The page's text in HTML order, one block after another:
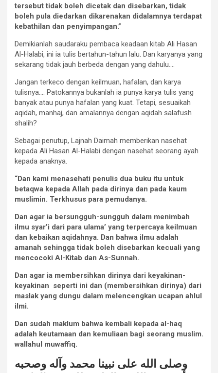
tersebut tidak boleh dicetak dan disebarkan, tidak
boleh pula diedarkan dikarenakan didalamnya terdapat
kebathilan dan penyimpangan.”
Demikianlah saudaraku pembaca keadaan kitab Ali Hasan
Al-Halabi, ini ia tulis bertahun-tahun lalu. Dan karyanya yang
sekarang tidak jauh berbeda dengan yang dahulu….
Jangan terkeco dengan keilmuan, hafalan, dan karya
tulisnya…. Patokannya bukanlah ia punya karya tulis yang
banyak atau punya hafalan yang kuat. Tetapi, sesuaikah
aqidah, manhaj, dan amalannya dengan aqidah salafush
shalih?
Sebagai penutup, Lajnah Daimah memberikan nasehat
kepada Ali Hasan Al-Halabi dengan nasehat seorang ayah
kepada anaknya.
“Dan kami menasehati penulis dua buku itu untuk
betaqwa kepada Allah pada dirinya dan pada kaum
muslimin. Terkhusus para pemudanya.
Dan agar ia bersungguh-sungguh dalam menimbah
ilmu syar’i dari para ulama’ yang terpercaya keilmuan
dan kebaikan aqidahnya. Dan bahwa ilmu adalah
amanah sehingga tidak boleh disebarkan kecuali yang
mencocoki Al-Kitab dan As-Sunnah.
Dan agar ia membersihkan dirinya dari keyakinan-
keyakinan seperti ini dan (membersihkan dirinya) dari
maslak yang dungu dalam melencengkan ucapan ahlul
ilmi.
Dan sudah maklum bahwa kembali kepada al-haq
adalah keutamaan dan kemuliaan bagi seorang muslim.
wallahul muwaffiq.
وصلى الله على نبينا محمد وآله وصحبه